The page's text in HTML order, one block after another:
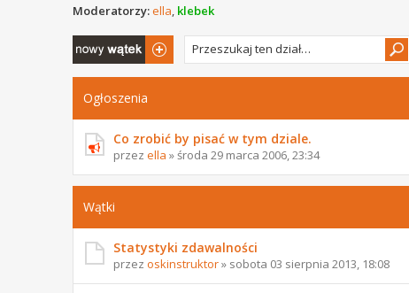
Moderatorzy:ella, klebek
Napisz wątek
Ogłoszenia
Co zrobić by pisać w tym dziale.
przez ella » środa 29 marca 2006, 23:34
Wątki
Statystyki zdawalności
przez oskinstruktor» sobota 03 sierpnia 2013, 18:08